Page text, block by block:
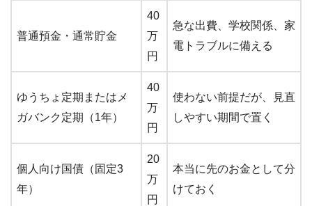
普通預金・通常貯金
40
万
円
急な出費、学校関係、家
電トラブルに備える
ゆうちょ定期またはメ
ガバンク定期（1年）
40
万
円
使わない前提だが、見直
しやすい期間で置く
個人向け国債（固定3
年）
20
万
円
本当に先のお金として分
けておく